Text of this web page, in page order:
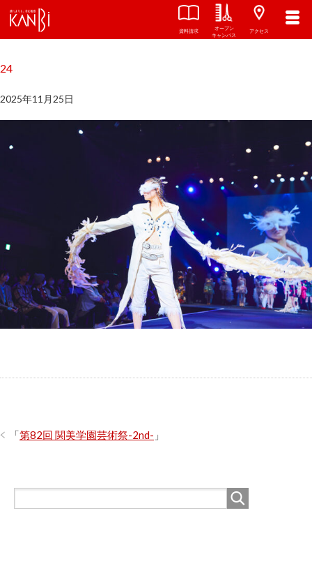
アクセス
オープン
キャンパス
資料請求
関西美容専門学校
24
2025年11月25日
「第82回 関美学園芸術祭-2nd- 」